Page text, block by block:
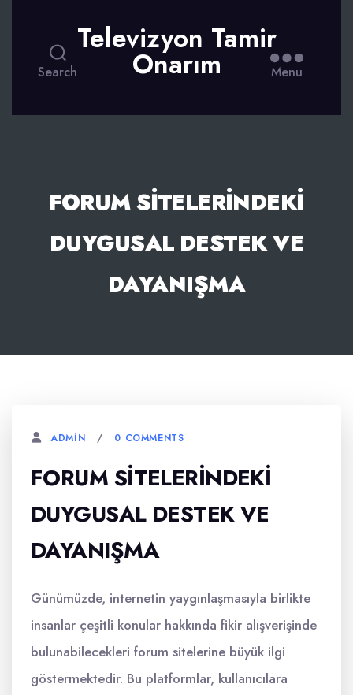
Search
Televizyon Tamir
Onarım Menu
FORUM SITELERINDEKI
DUYGUSAL DESTEK VE
DAYANIŞMA
ADMIN 0 COMMENTS
FORUM SITELERINDEKI
DUYGUSAL DESTEK VE
DAYANIŞMA
Günümüzde, internetin yaygınlaşmasıyla birlikte
insanlar çeşitli konular hakkında fikir alışverişinde
bulunabilecekleri forum sitelerine büyük ilgi
göstermektedir. Bu platformlar, kullanıcılara